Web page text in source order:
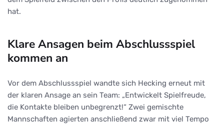
hat.
Klare Ansagen beim Abschlussspiel
kommen an
Vor dem Abschlussspiel wandte sich Hecking erneut mit
der klaren Ansage an sein Team: „Entwickelt Spielfreude,
die Kontakte bleiben unbegrenzt!“ Zwei gemischte
Mannschaften agierten anschließend zwar mit viel Tempo